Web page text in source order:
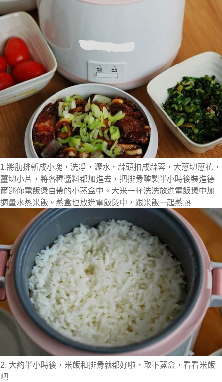
1.將肋排斬成小塊，洗凈，瀝水，蒜頭拍成蒜蓉，大蔥切蔥花，
薑切小片，將各種醬料都加進去，把排骨醃製半小時後裝進德
爾迷你電飯煲自帶的小蒸盒中。大米一杯洗洗放進電飯煲中加
適量水蒸米飯。蒸盒也放進電飯煲中，跟米飯一起蒸熟
2. 大約半小時後，米飯和排骨就都好啦，取下蒸盒，看看米飯
吧